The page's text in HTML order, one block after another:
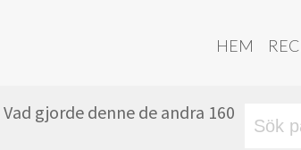
HEM
gjorde denne de andra 160